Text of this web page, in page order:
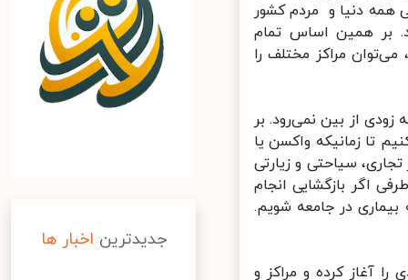
اپیدمی همه دنیا و مردم کشور
بر همین اساس تمام
مراکز مختلف را
از بین نمی‌رود. بر
تا زمانیکه واکسن یا
سیاحتی و زیارتی
اگر بازگشایی‌ انجام
در جامعه شویم.
آغاز کرده و مراکز و
جدیدترین اخبار ها